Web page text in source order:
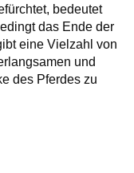
bedeutet
das Ende der
eine Vielzahl von
und
des Pferdes zu